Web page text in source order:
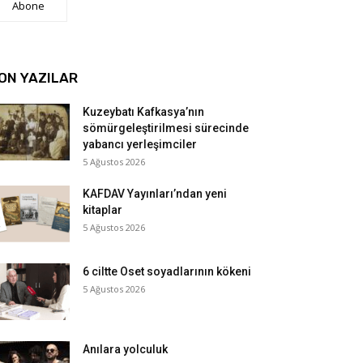
Abone
YAZILAR
Kuzeybatı Kafkasya’nın
sömürgeleştirilmesi sürecinde
yabancı yerleşimciler
5 Ağustos 2026
KAFDAV Yayınları’ndan yeni
kitaplar
5 Ağustos 2026
6 ciltte Oset soyadlarının kökeni
5 Ağustos 2026
Anılara yolculuk